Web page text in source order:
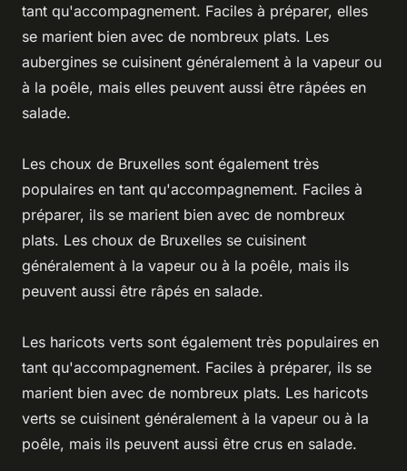
tant qu'accompagnement. Faciles à préparer, elles
se marient bien avec de nombreux plats. Les
aubergines se cuisinent généralement à la vapeur ou
à la poêle, mais elles peuvent aussi être râpées en
salade.
Les choux de Bruxelles sont également très
populaires en tant qu'accompagnement. Faciles à
préparer, ils se marient bien avec de nombreux
plats. Les choux de Bruxelles se cuisinent
généralement à la vapeur ou à la poêle, mais ils
peuvent aussi être râpés en salade.
Les haricots verts sont également très populaires en
tant qu'accompagnement. Faciles à préparer, ils se
marient bien avec de nombreux plats. Les haricots
verts se cuisinent généralement à la vapeur ou à la
poêle, mais ils peuvent aussi être crus en salade.